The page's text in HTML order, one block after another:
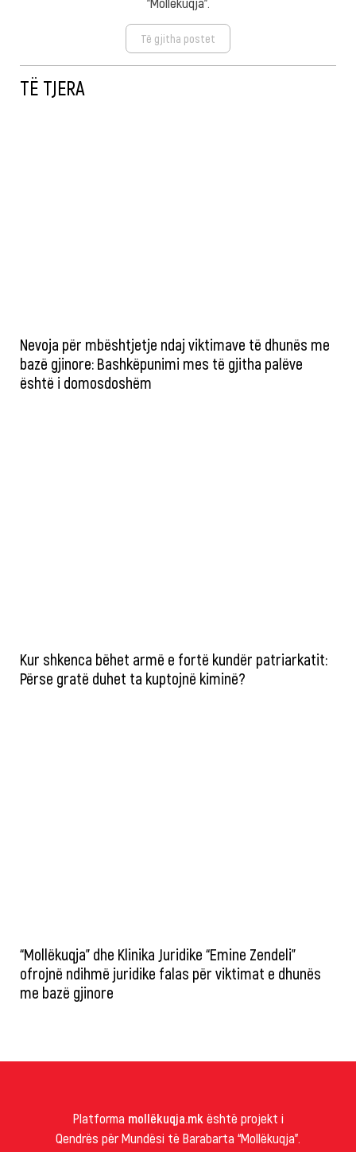
Të gjitha postet
TË TJERA
Nevoja për mbështjetje ndaj viktimave të dhunës me
bazë gjinore: Bashkëpunimi mes të gjitha palëve
është i domosdoshëm
Kur shkenca bëhet armë e fortë kundër patriarkatit:
Përse gratë duhet ta kuptojnë kiminë?
“Mollëkuqja” dhe Klinika Juridike “Emine Zendeli”
ofrojnë ndihmë juridike falas për viktimat e dhunës
me bazë gjinore
Platforma mollëkuqja.mk është projekt i
Qendrës për Mundësi të Barabarta “Mollëkuqja”.